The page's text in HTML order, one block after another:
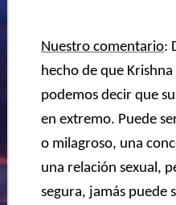
Nuestro comentario:
hecho de que
podemos decir que
en extremo. Puede
o milagroso, una
una relación sexual,
segura, jamás puede